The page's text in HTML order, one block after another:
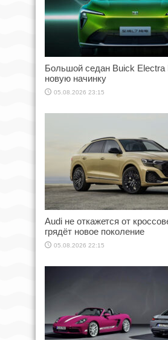
Большой седан Buick Electra
новую начинку
05.08.2026 23:15
Audi не откажется от
грядёт новое поколение
05.08.2026 22:15